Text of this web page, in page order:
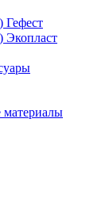
Гефест
Экопласт
материалы